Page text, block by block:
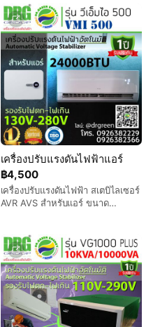
มาตราฐาน ISO9001/14001
฿4,500
เครื่องปรับแรงดันไฟฟ้าแอร์
เครื่องปรับแรงดันไฟฟ้า สเตบิไลเซอร์
AVR AVS สำหรับแอร์ ขนาด